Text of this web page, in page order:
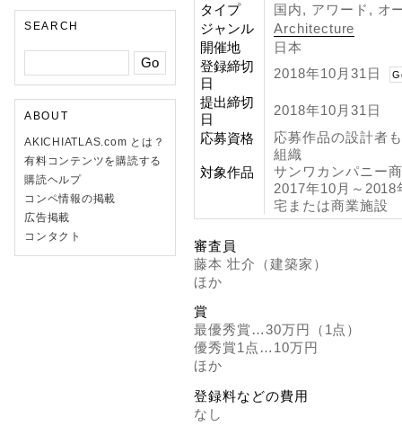
SEARCH
ABOUT
AKICHIATLAS.com とは？
有料コンテンツを購読する
購読ヘルプ
コンペ情報の掲載
広告掲載
コンタクト
タイプ
国内, アワード, オ
ジャンル
Architecture
開催地
日本
登録締切
日
2018年10月31日
提出締切
日
2018年10月31日
応募資格
応募作品の設計者
組織
対象作品
サンワカンパニー
2017年10月～
宅または商業施設
審査員
藤本 壮介（建築家）
ほか
賞
最優秀賞…30万円（1点）
優秀賞1点…10万円
ほか
登録料などの費用
なし